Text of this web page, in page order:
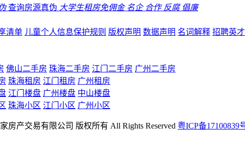
查询房源真伪 大学生租房免佣金 名企 合作 反腐 倡廉
清单 儿童个人信息保护规则 版权声明 数据声明 名词解释 招聘英才
佛山二手房 珠海二手房 江门二手房 广州二手房
珠海租房 江门租房 广州租房
江门楼盘 广州楼盘 中山楼盘
珠海小区 江门小区 广州小区
房产交易有限公司 版权所有 All Rights Reserved 粤ICP备17100839